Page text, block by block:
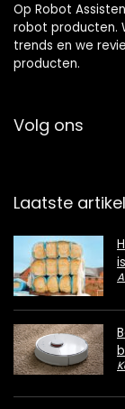
Op Robot
robot producten.
trends en we
producten.
Volg ons
Laatste